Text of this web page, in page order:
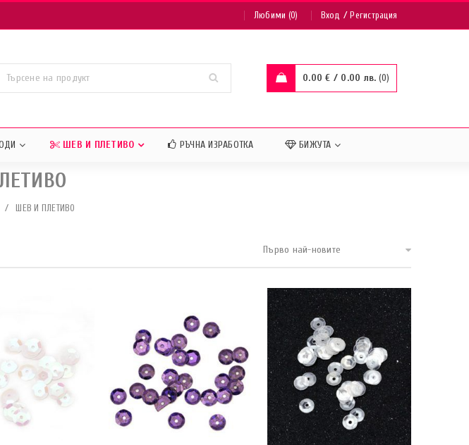
Любими (0) Вход /Регистрация
0.00€ / 0.00 лв. 0
ШЕВ И ПЛЕТИВО РЪЧНА ИЗРАБОТКА БИЖУТА
/ ШЕВ И ПЛЕТИВО
Първо най-новите